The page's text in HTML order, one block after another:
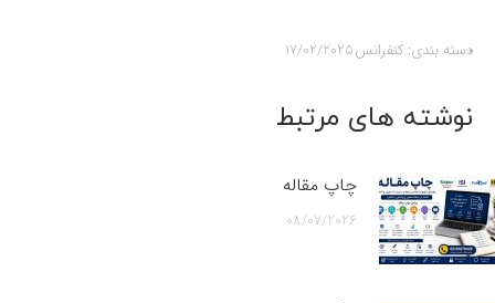
دسته بندی: کنفرانس17/02/2025
نوشته های مرتبط
چاپ مقاله
08/07/2026